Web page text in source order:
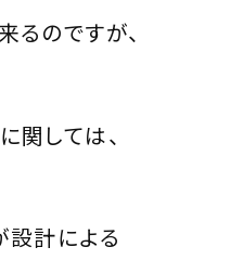
るのですが、
関しては、
設計による